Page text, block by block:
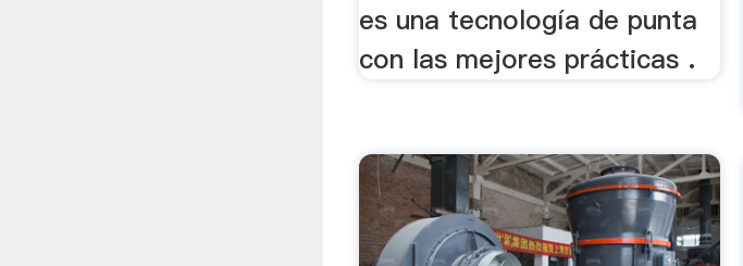
es una tecnología de punta
con las mejores prácticas .